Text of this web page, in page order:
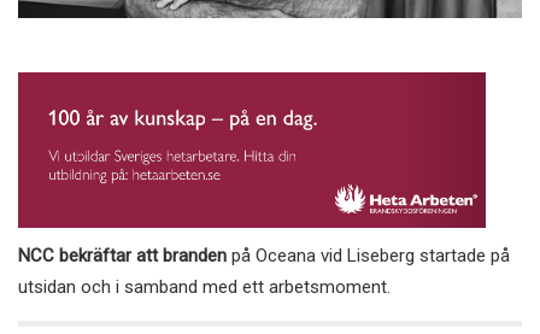
NCC bekräftar att branden på Oceana vid Liseberg startade på
utsidan och i samband med ett arbetsmoment.